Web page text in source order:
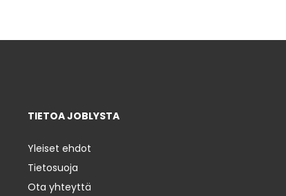
TIETOA JOBLYSTA
Yleiset ehdot
Tietosuoja
Ota yhteyttä